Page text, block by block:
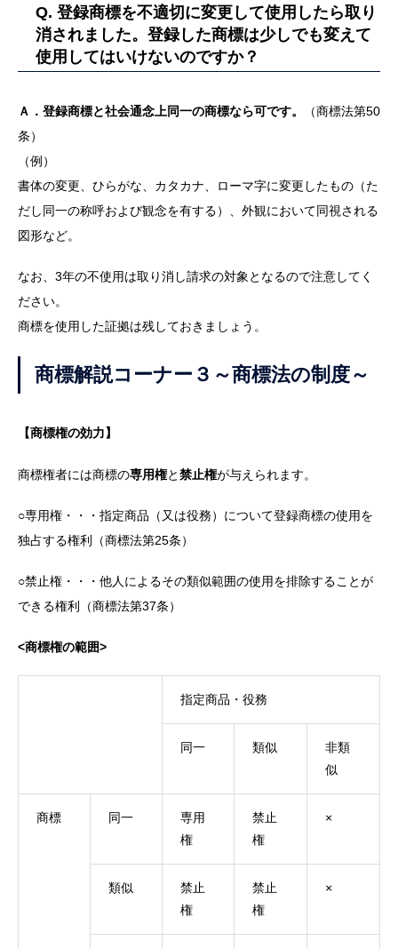
Q. 登録商標を不適切に変更して使用したら取り
消されました。登録した商標は少しでも変えて
使用してはいけないのですか？
Ａ．登録商標と社会通念上同一の商標なら可です。
（商標法第50
条）
（例）
書体の変更、ひらがな、カタカナ、ローマ字に変更したもの（た
だし同一の称呼および観念を有する）、外観において同視される
図形など。
なお、3年の不使用は取り消し請求の対象となるので注意してく
ださい。
商標を使用した証拠は残しておきましょう。
商標解説コーナー３～商標法の制度～
【商標権の効力】
商標権者には商標の専用権と禁止権が与えられます。
○専用権・・・指定商品（又は役務）について登録商標の使用を
独占する権利（商標法第25条）
○禁止権・・・他人によるその類似範囲の使用を排除することが
できる権利（商標法第37条）
<商標権の範囲>
指定商品・役務
同一 類似
非類
似
商標 同一
専用
権
禁止
権
×
類似
禁止
権
禁止
権
×